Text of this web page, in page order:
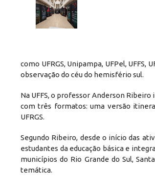
como UFRGS, Unipampa, UFPel, UFFS,
observação do céu do hemisfério sul.
Na UFFS, o professor Anderson
com três formatos: uma versão
UFRGS.
Segundo Ribeiro, desde o início das
estudantes da educação básica e
municípios do Rio Grande do Sul,
temática.